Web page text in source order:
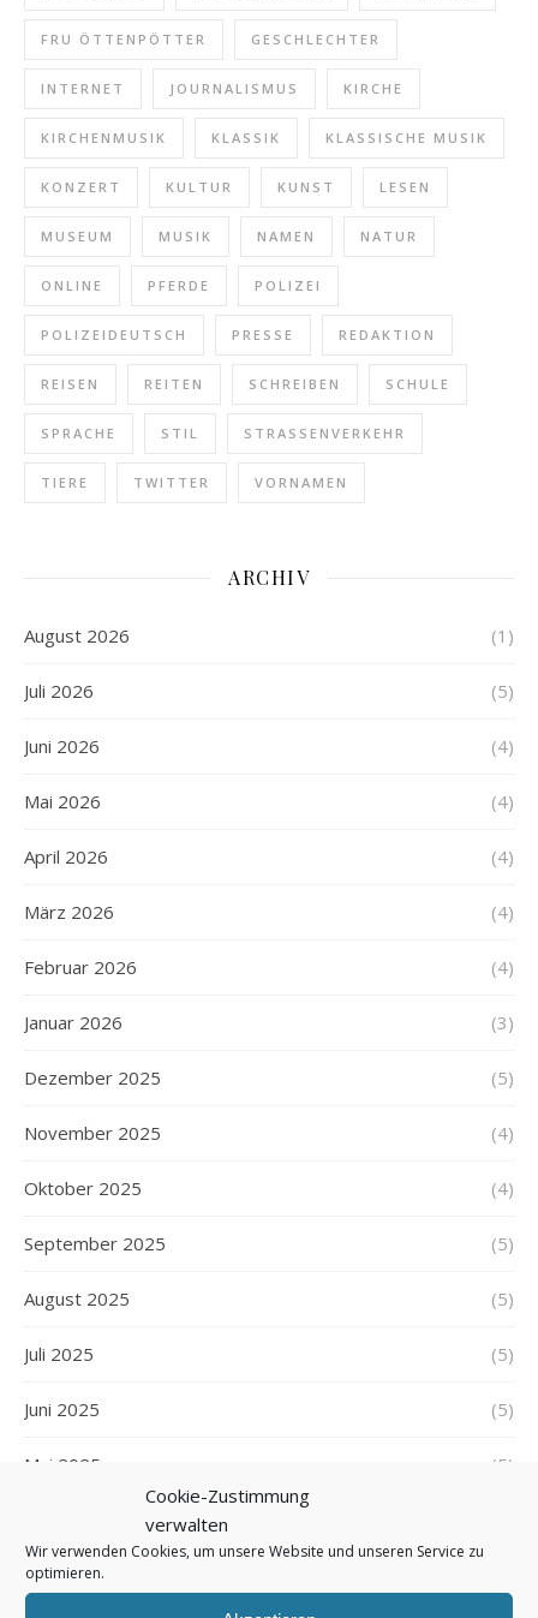
Cookie-Zustimmung
verwalten
Wir verwenden Cookies, um unsere Website und unseren Service zu
optimieren.
FRU ÖTTENPÖTTER GESCHLECHTER
INTERNET JOURNALISMUS KIRCHE
KIRCHENMUSIK KLASSIK KLASSISCHE MUSIK
KONZERT KULTUR KUNST LESEN
MUSEUM MUSIK NAMEN NATUR
ONLINE PFERDE POLIZEI
POLIZEIDEUTSCH PRESSE REDAKTION
REISEN REITEN SCHREIBEN SCHULE
SPRACHE STIL STRASSENVERKEHR
TIERE TWITTER VORNAMEN
ARCHIV
August 2026 (1)
Juli 2026 (5)
Juni 2026 (4)
Mai 2026 (4)
April 2026 (4)
März 2026 (4)
Februar 2026 (4)
Januar 2026 (3)
Dezember 2025 (5)
November 2025 (4)
Oktober 2025 (4)
September 2025 (5)
August 2025 (5)
Juli 2025 (5)
Juni 2025 (5)
Mai 2025 (5)
März 2025